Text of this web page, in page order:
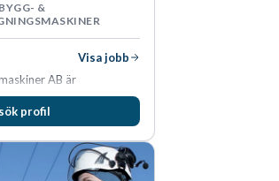
&
Visa jobb
AB är
Construction Equipment
Litauen samt delar
profil